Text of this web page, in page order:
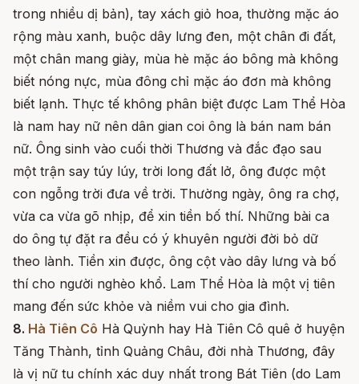
trong nhiều dị bản), tay xách giỏ hoa, thường mặc áo
rộng màu xanh, buộc dây lưng đen, một chân đi đất,
một chân mang giày, mùa hè mặc áo bông mà không
biết nóng nực, mùa đông chỉ mặc áo đơn mà không
biết lạnh. Thực tế không phân biệt được Lam Thể Hòa
là nam hay nữ nên dân gian coi ông là bán nam bán
nữ. Ông sinh vào cuối thời Thương và đắc đạo sau
một trận say túy lúy, trời long đất lở, ông được một
con ngỗng trời đưa về trời. Thường ngày, ông ra chợ,
vừa ca vừa gõ nhịp, để xin tiền bố thí. Những bài ca
do ông tự đặt ra đều có ý khuyên người đời bỏ dữ
theo lành. Tiền xin được, ông cột vào dây lưng và bố
thí cho người nghèo khổ. Lam Thể Hòa là một vị tiên
mang đến sức khỏe và niềm vui cho gia đình.
8. Hà Tiên Cô Hà Quỳnh hay Hà Tiên Cô quê ở huyện
Tăng Thành, tỉnh Quảng Châu, đời nhà Thương, đây
là vị nữ tu chính xác duy nhất trong Bát Tiên (do Lam